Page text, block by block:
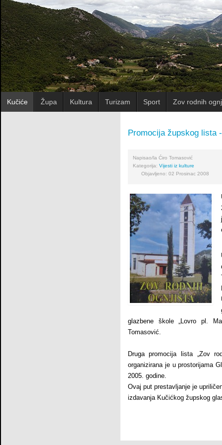
Kučiće Župa Kultura Turizam Sport Zov rodnih
Promocija župskog lista
Napisao/la Ćiro Tomasović
Kategorija: Vijesti iz kulture
Objavljeno: 02 Prosinac 2008
glazbene škole „Lovro pl.
Tomasović.
Druga promocija lista „Zov
organizirana je u prostorijama
2005. godine.
Ovaj put prestavljanje je
izdavanja Kučićkog župskog